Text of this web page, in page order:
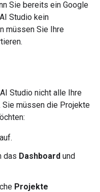
Sie bereits ein Google
Studio kein
müssen Sie Ihre
Studio nicht alle Ihre
müssen die Projekte
auf.
das Dashboard und
Projekte